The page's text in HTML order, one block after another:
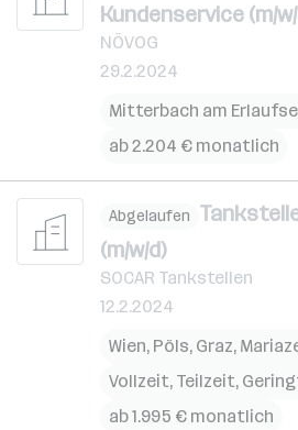
Kundenservice (m/
NÖVOG
29.2.2024
Mitterbach am
ab 2.204 € monatlich
Abgelaufen
(m/w/d)
SOCAR Tankstellen
12.2.2024
Wien, Pöls, Graz,
Vollzeit, Teilzeit,
ab 1.995 € monatlich